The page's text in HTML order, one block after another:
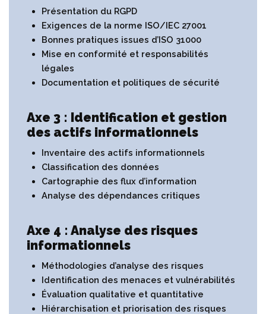
Présentation du RGPD
Exigences de la norme ISO/IEC 27001
Bonnes pratiques issues d’ISO 31000
Mise en conformité et responsabilités
légales
Documentation et politiques de sécurité
Axe 3 : Identification et gestion
des actifs informationnels
Inventaire des actifs informationnels
Classification des données
Cartographie des flux d’information
Analyse des dépendances critiques
Axe 4 : Analyse des risques
informationnels
Méthodologies d’analyse des risques
Identification des menaces et vulnérabilités
Évaluation qualitative et quantitative
Hiérarchisation et priorisation des risques